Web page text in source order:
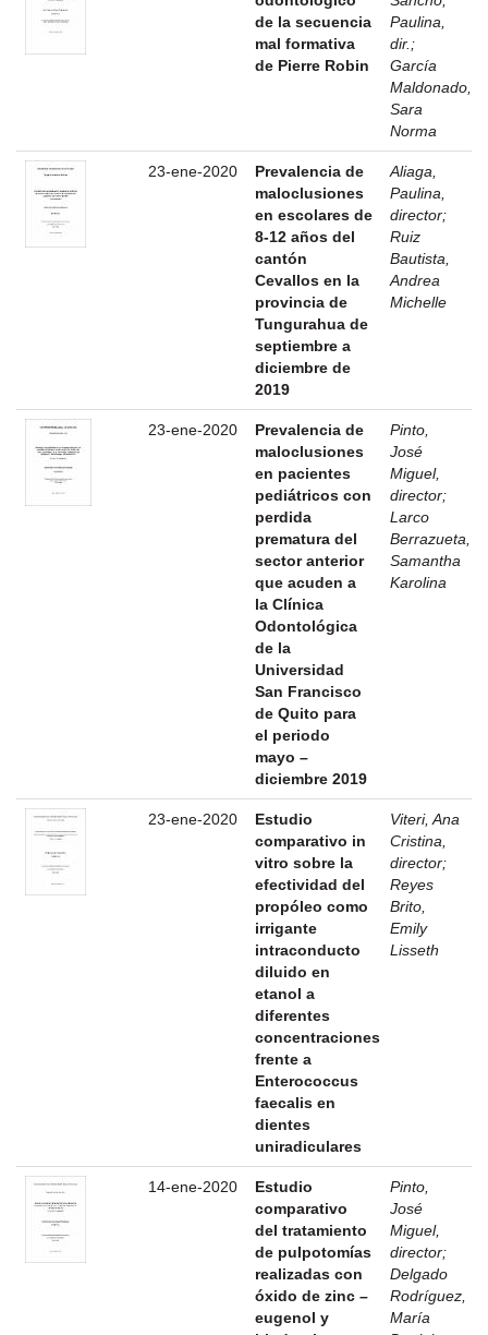
de la secuencia
mal formativa
de Pierre Robin
Paulina,
dir. ;
García
Maldonado,
Sara
Norma
23-ene-2020
Prevalencia de
maloclusiones
en escolares de
8-12 años del
cantón
Cevallos en la
provincia de
Tungurahua de
septiembre a
diciembre de
2019
Aliaga,
Paulina,
director;
Ruiz
Bautista,
Andrea
Michelle
23-ene-2020
Prevalencia de
maloclusiones
en pacientes
pediátricos con
perdida
prematura del
sector anterior
que acuden a
la Clínica
Odontológica
de la
Universidad
San Francisco
de Quito para
el periodo
mayo –
diciembre 2019
Pinto,
José
Miguel,
director;
Larco
Berrazueta,
Samantha
Karolina
23-ene-2020
Estudio
comparativo in
vitro sobre la
efectividad del
propóleo como
irrigante
intraconducto
diluido en
etanol a
diferentes
concentraciones
frente a
Enterococcus
faecalis en
dientes
uniradiculares
Viteri, Ana
Cristina,
director;
Reyes
Brito,
Emily
Lisseth
14-ene-2020
Estudio
comparativo
del tratamiento
de pulpotomías
realizadas con
óxido de zinc –
eugenol y
Pinto,
José
Miguel,
director;
Delgado
Rodríguez,
María